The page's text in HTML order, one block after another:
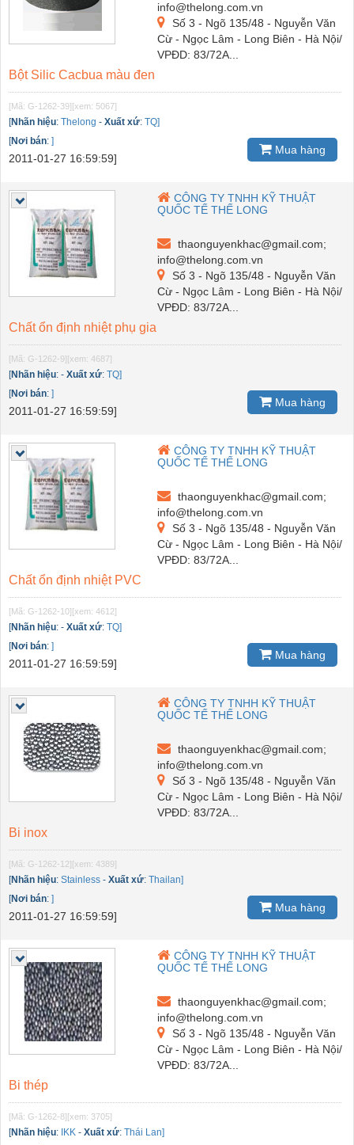
info@thelong.com.vn
Số 3 - Ngõ 135/48 - Nguyễn Văn
Cừ - Ngọc Lâm - Long Biên - Hà Nội/
VPĐD: 83/72A...
Bột Silic Cacbua màu đen
[Mã: G-1262-39][xem: 5067]
[Nhãn hiệu: Thelong - Xuất xứ: TQ]
[Nơi bán: ]
2011-01-27 16:59:59]
Mua hàng
CÔNG TY TNHH KỸ THUẬT
QUỐC TẾ THẾ LONG
thaonguyenkhac@gmail.com;
info@thelong.com.vn
Số 3 - Ngõ 135/48 - Nguyễn Văn
Cừ - Ngọc Lâm - Long Biên - Hà Nội/
VPĐD: 83/72A...
Chất ổn định nhiệt phụ gia
[Mã: G-1262-9][xem: 4687]
[Nhãn hiệu: - Xuất xứ: TQ]
[Nơi bán: ]
2011-01-27 16:59:59]
Mua hàng
CÔNG TY TNHH KỸ THUẬT
QUỐC TẾ THẾ LONG
thaonguyenkhac@gmail.com;
info@thelong.com.vn
Số 3 - Ngõ 135/48 - Nguyễn Văn
Cừ - Ngọc Lâm - Long Biên - Hà Nội/
VPĐD: 83/72A...
Chất ổn định nhiệt PVC
[Mã: G-1262-10][xem: 4612]
[Nhãn hiệu: - Xuất xứ: TQ]
[Nơi bán: ]
2011-01-27 16:59:59]
Mua hàng
CÔNG TY TNHH KỸ THUẬT
QUỐC TẾ THẾ LONG
thaonguyenkhac@gmail.com;
info@thelong.com.vn
Số 3 - Ngõ 135/48 - Nguyễn Văn
Cừ - Ngọc Lâm - Long Biên - Hà Nội/
VPĐD: 83/72A...
Bi inox
[Mã: G-1262-12][xem: 4389]
[Nhãn hiệu: Stainless - Xuất xứ: Thailan]
[Nơi bán: ]
2011-01-27 16:59:59]
Mua hàng
CÔNG TY TNHH KỸ THUẬT
QUỐC TẾ THẾ LONG
thaonguyenkhac@gmail.com;
info@thelong.com.vn
Số 3 - Ngõ 135/48 - Nguyễn Văn
Cừ - Ngọc Lâm - Long Biên - Hà Nội/
VPĐD: 83/72A...
Bi thép
[Mã: G-1262-8][xem: 3705]
[Nhãn hiệu: IKK - Xuất xứ: Thái Lan]